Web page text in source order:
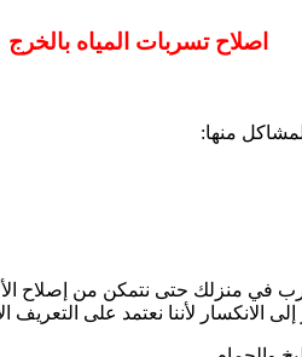
اصلاح تسربات المياه بالخرج
منها:
منزلك حتى نتمكن من إصلاح الأمر
لأننا نعتمد على التعريف